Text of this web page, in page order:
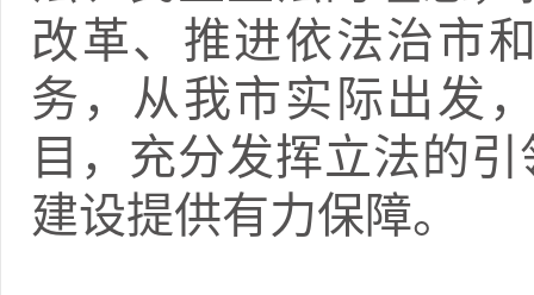
改革、推进依法治市
务，从我市实际出发
目，充分发挥立法的
建设提供有力保障。